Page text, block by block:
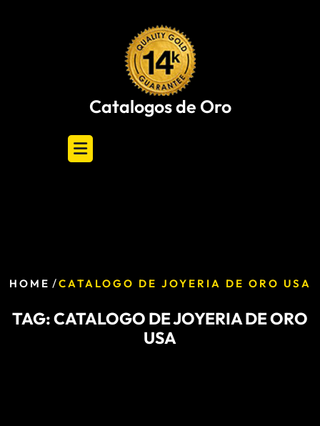
Catalogos de Oro
HOME /CATALOGO DE JOYERIA DE ORO USA
TAG:CATALOGO DE JOYERIA DE ORO
USA